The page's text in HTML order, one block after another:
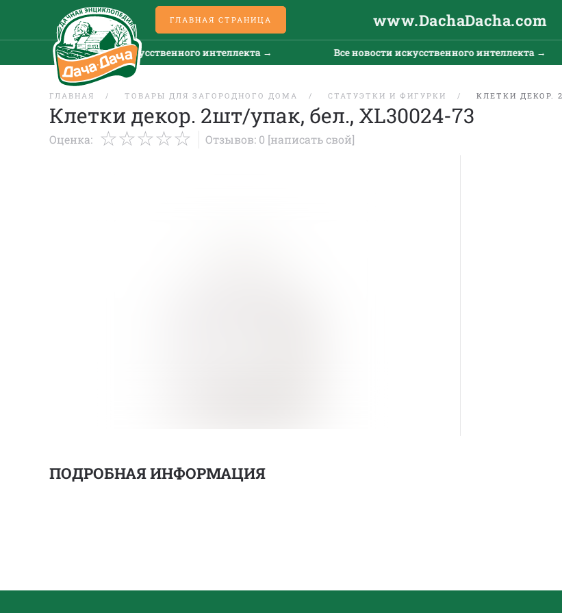
ГЛАВНАЯ СТРАНИЦА www.DachaDacha.com
Все новости искусственного интеллекта → Все новости искусственного интеллекта →
ГЛАВНАЯ ТОВАРЫ ДЛЯ ЗАГОРОДНОГО ДОМА СТАТУЭТКИ И ФИГУРКИ КЛЕТКИ ДЕКОР.
Клетки декор. 2шт/упак, бел., XL30024-73
Оценка: Отзывов: 0 [написать свой]
ПОДРОБНАЯ ИНФОРМАЦИЯ